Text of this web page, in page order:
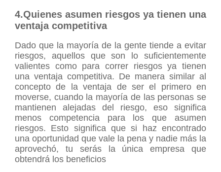
4.Quienes asumen riesgos ya tienen una
ventaja competitiva
Dado que la mayoría de la gente tiende a evitar
riesgos, aquellos que son lo suficientemente
valientes como para correr riesgos ya tienen
una ventaja competitiva. De manera similar al
concepto de la ventaja de ser el primero en
moverse, cuando la mayoría de las personas se
mantienen alejadas del riesgo, eso significa
menos competencia para los que asumen
riesgos. Esto significa que si haz encontrado
una oportunidad que vale la pena y nadie más la
aprovechó, tu serás la única empresa que
obtendrá los beneficios